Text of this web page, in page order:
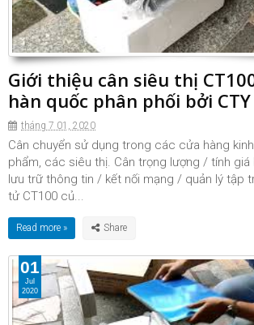
Giới thiệu cân siêu thị
hàn quốc phân phối bởi CTY
tháng 7 01, 2020
Cân chuyển sử dụng trong các cửa hàng
phẩm, các siêu thị. Cân trọng lượng / tính
lưu trữ thông tin / kết nối mạng / quản lý tập
tử CT100 củ...
Read more »
01
Jul
2020